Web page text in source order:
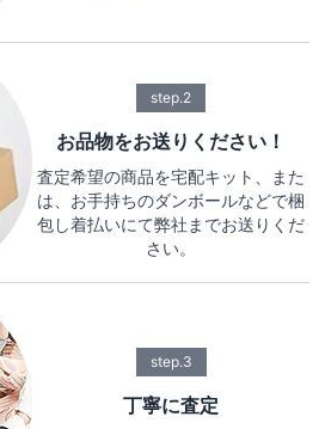
step.2
お品物をお送りください！
査定希望の商品を宅配キット、また
は、お手持ちのダンボールなどで梱
包し着払いにて弊社までお送りくだ
さい。
step.3
丁寧に査定